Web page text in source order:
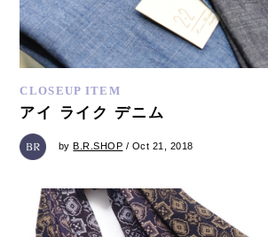
CLOSEUP ITEM
アイ ライク デニム
byB.R.SHOP / Oct 21, 2018